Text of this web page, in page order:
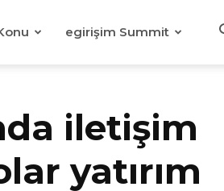
egirişim Summit
iletişim
yatırım